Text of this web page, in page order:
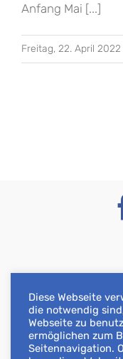
Anfang Mai [...]
Freitag, 22. April 2022
CSU im
CSU Bayern
Diese Webseite
die notwendig
Webseite zu
ermöglichen zum
Seitennavigation.